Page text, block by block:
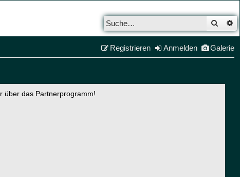
Galerie
Anmelden
Registrieren
über das Partnerprogramm!